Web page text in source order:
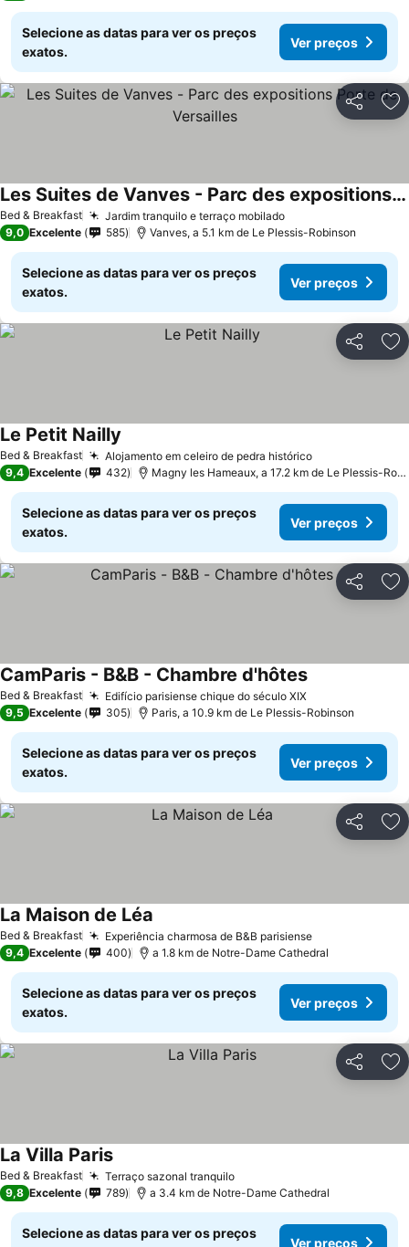
Selecione as datas para ver os preços
exatos.
Ver preços
Partilhar
Bed & Breakfast Jardim tranquilo e terraço mobilado
Les Suites de Vanves - Parc des expositions Porte de Versailles
9,0 Excelente 585 Vanves, a 5.1 km de Le Plessis-Robinson
Selecione as datas para ver os preços
exatos.
Ver preços
Partilhar
Bed & Breakfast Alojamento em celeiro de pedra histórico
Le Petit Nailly
9,4 Excelente 432 Magny les Hameaux, a 17.2 km de Le Plessis-Robinson
Selecione as datas para ver os preços
exatos.
Ver preços
Partilhar
Bed & Breakfast Edifício parisiense chique do século XIX
CamParis - B&B - Chambre d'hôtes
9,5 Excelente 305 Paris, a 10.9 km de Le Plessis-Robinson
Selecione as datas para ver os preços
exatos.
Ver preços
Partilhar
Bed & Breakfast Experiência charmosa de B&B parisiense
La Maison de Léa
9,4 Excelente 400 a 1.8 km de Notre-Dame Cathedral
Selecione as datas para ver os preços
exatos.
Ver preços
Partilhar
Bed & Breakfast Terraço sazonal tranquilo
La Villa Paris
9,8 Excelente 789 a 3.4 km de Notre-Dame Cathedral
Selecione as datas para ver os preços
Ver preços